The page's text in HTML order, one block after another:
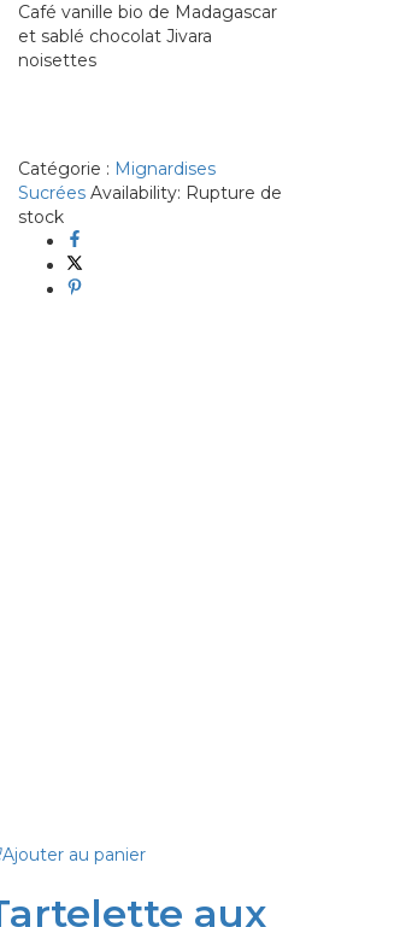
Café vanille bio de Madagascar
et sablé chocolat Jivara
noisettes
Catégorie : Mignardises
Sucrées Availability: Rupture de
stock
Ajouter au panier
aux